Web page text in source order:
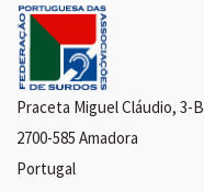
Praceta Miguel Cláudio, 3-B
2700-585 Amadora
Portugal